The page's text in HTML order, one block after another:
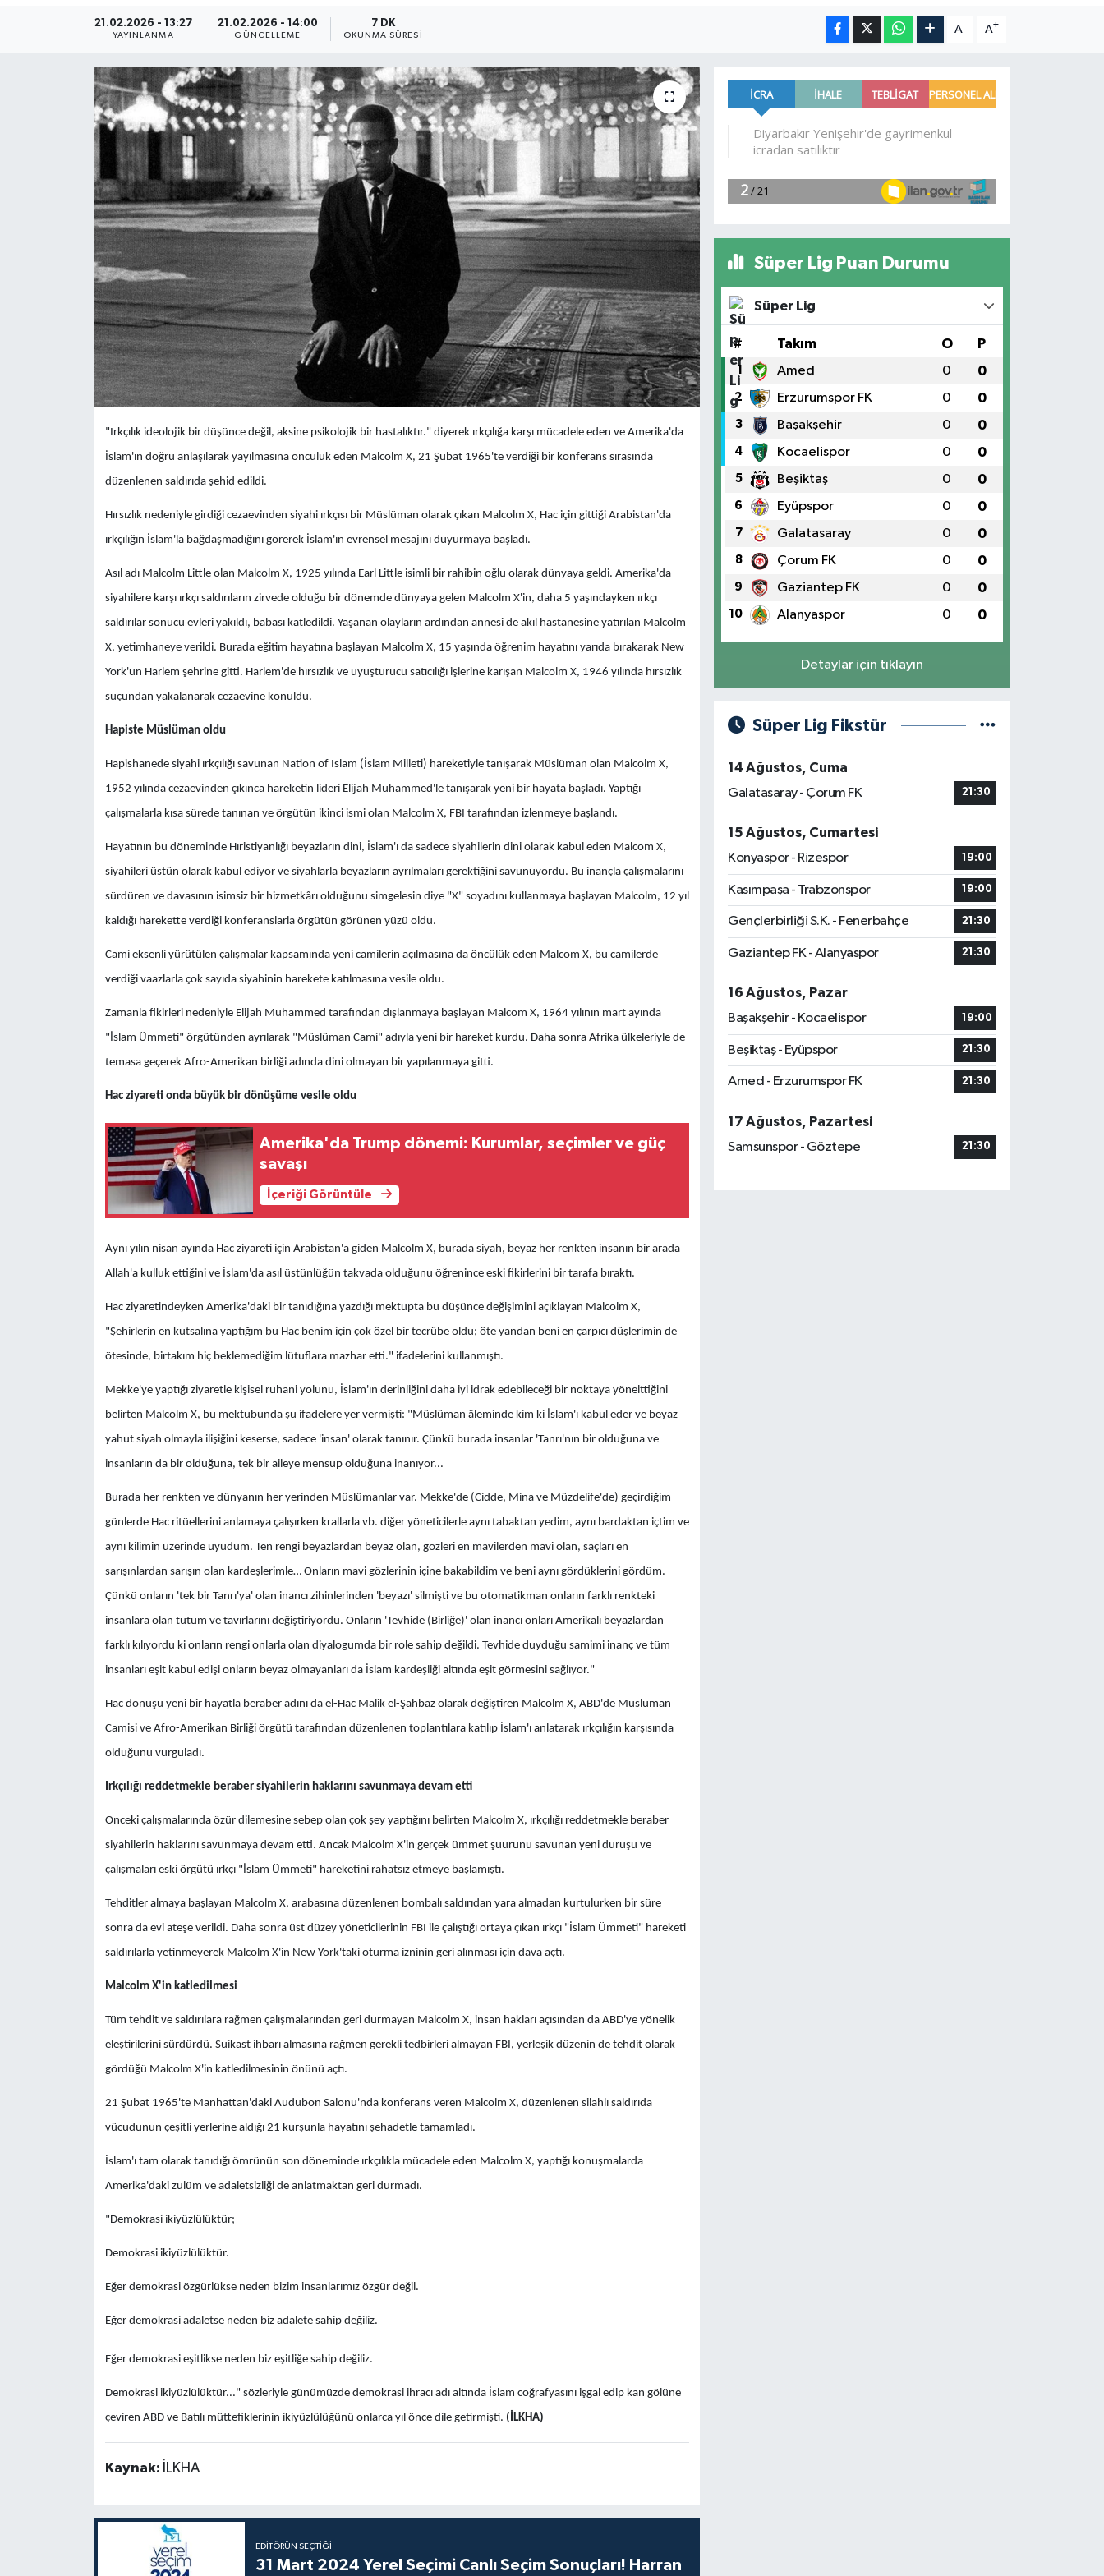
21.02.2026 - 13:27
YAYINLANMA
21.02.2026 - 14:00
GÜNCELLEME
7 DK
OKUNMA SÜRESI
A- A+
​"Irkçılık ideolojik bir düşünce değil, aksine psikolojik bir hastalıktır." diyerek ırkçılığa karşı mücadele eden ve Amerika'da
İslam'ın doğru anlaşılarak yayılmasına öncülük eden Malcolm X, 21 Şubat 1965'te verdiği bir konferans sırasında
düzenlenen saldırıda şehid edildi.
Hırsızlık nedeniyle girdiği cezaevinden siyahi ırkçısı bir Müslüman olarak çıkan Malcolm X, Hac için gittiği Arabistan'da
ırkçılığın İslam'la bağdaşmadığını görerek İslam'ın evrensel mesajını duyurmaya başladı.
Asıl adı Malcolm Little olan Malcolm X, 1925 yılında Earl Little isimli bir rahibin oğlu olarak dünyaya geldi. Amerika'da
siyahilere karşı ırkçı saldırıların zirvede olduğu bir dönemde dünyaya gelen Malcolm X'in, daha 5 yaşındayken ırkçı
saldırılar sonucu evleri yakıldı, babası katledildi. Yaşanan olayların ardından annesi de akıl hastanesine yatırılan Malcolm
X, yetimhaneye verildi. Burada eğitim hayatına başlayan Malcolm X, 15 yaşında öğrenim hayatını yarıda bırakarak New
York'un Harlem şehrine gitti. Harlem'de hırsızlık ve uyuşturucu satıcılığı işlerine karışan Malcolm X, 1946 yılında hırsızlık
suçundan yakalanarak cezaevine konuldu.
Hapiste Müslüman oldu
Hapishanede siyahi ırkçılığı savunan Nation of Islam (İslam Milleti) hareketiyle tanışarak Müslüman olan Malcolm X,
1952 yılında cezaevinden çıkınca hareketin lideri Elijah Muhammed'le tanışarak yeni bir hayata başladı. Yaptığı
çalışmalarla kısa sürede tanınan ve örgütün ikinci ismi olan Malcolm X, FBI tarafından izlenmeye başlandı.
Hayatının bu döneminde Hıristiyanlığı beyazların dini, İslam'ı da sadece siyahilerin dini olarak kabul eden Malcom X,
siyahileri üstün olarak kabul ediyor ve siyahlarla beyazların ayrılmaları gerektiğini savunuyordu. Bu inançla çalışmalarını
sürdüren ve davasının isimsiz bir hizmetkârı olduğunu simgelesin diye "X" soyadını kullanmaya başlayan Malcolm, 12 yıl
kaldığı harekette verdiği konferanslarla örgütün görünen yüzü oldu.
Cami eksenli yürütülen çalışmalar kapsamında yeni camilerin açılmasına da öncülük eden Malcom X, bu camilerde
verdiği vaazlarla çok sayıda siyahinin harekete katılmasına vesile oldu.
Zamanla fikirleri nedeniyle Elijah Muhammed tarafından dışlanmaya başlayan Malcom X, 1964 yılının mart ayında
"İslam Ümmeti" örgütünden ayrılarak "Müslüman Cami" adıyla yeni bir hareket kurdu. Daha sonra Afrika ülkeleriyle de
temasa geçerek Afro-Amerikan birliği adında dini olmayan bir yapılanmaya gitti.
Hac ziyareti onda büyük bir dönüşüme vesile oldu
Amerika'da Trump dönemi: Kurumlar, seçimler ve güç
savaşı
İçeriği Görüntüle
Aynı yılın nisan ayında Hac ziyareti için Arabistan'a giden Malcolm X, burada siyah, beyaz her renkten insanın bir arada
Allah'a kulluk ettiğini ve İslam'da asıl üstünlüğün takvada olduğunu öğrenince eski fikirlerini bir tarafa bıraktı.
Hac ziyaretindeyken Amerika'daki bir tanıdığına yazdığı mektupta bu düşünce değişimini açıklayan Malcolm X,
"Şehirlerin en kutsalına yaptığım bu Hac benim için çok özel bir tecrübe oldu; öte yandan beni en çarpıcı düşlerimin de
ötesinde, birtakım hiç beklemediğim lütuflara mazhar etti." ifadelerini kullanmıştı.
Mekke'ye yaptığı ziyaretle kişisel ruhani yolunu, İslam'ın derinliğini daha iyi idrak edebileceği bir noktaya yönelttiğini
belirten Malcolm X, bu mektubunda şu ifadelere yer vermişti: "Müslüman âleminde kim ki İslam'ı kabul eder ve beyaz
yahut siyah olmayla ilişiğini keserse, sadece 'insan' olarak tanınır. Çünkü burada insanlar 'Tanrı'nın bir olduğuna ve
insanların da bir olduğuna, tek bir aileye mensup olduğuna inanıyor...
Burada her renkten ve dünyanın her yerinden Müslümanlar var. Mekke'de (Cidde, Mina ve Müzdelife'de) geçirdiğim
günlerde Hac ritüellerini anlamaya çalışırken krallarla vb. diğer yöneticilerle aynı tabaktan yedim, aynı bardaktan içtim ve
aynı kilimin üzerinde uyudum. Ten rengi beyazlardan beyaz olan, gözleri en mavilerden mavi olan, saçları en
sarışınlardan sarışın olan kardeşlerimle… Onların mavi gözlerinin içine bakabildim ve beni aynı gördüklerini gördüm.
Çünkü onların 'tek bir Tanrı'ya' olan inancı zihinlerinden 'beyazı' silmişti ve bu otomatikman onların farklı renkteki
insanlara olan tutum ve tavırlarını değiştiriyordu. Onların 'Tevhide (Birliğe)' olan inancı onları Amerikalı beyazlardan
farklı kılıyordu ki onların rengi onlarla olan diyalogumda bir role sahip değildi. Tevhide duyduğu samimi inanç ve tüm
insanları eşit kabul edişi onların beyaz olmayanları da İslam kardeşliği altında eşit görmesini sağlıyor."
Hac dönüşü yeni bir hayatla beraber adını da el-Hac Malik el-Şahbaz olarak değiştiren Malcolm X, ABD'de Müslüman
Camisi ve Afro-Amerikan Birliği örgütü tarafından düzenlenen toplantılara katılıp İslam'ı anlatarak ırkçılığın karşısında
olduğunu vurguladı.
Irkçılığı reddetmekle beraber siyahilerin haklarını savunmaya devam etti
Önceki çalışmalarında özür dilemesine sebep olan çok şey yaptığını belirten Malcolm X, ırkçılığı reddetmekle beraber
siyahilerin haklarını savunmaya devam etti. Ancak Malcolm X'in gerçek ümmet şuurunu savunan yeni duruşu ve
çalışmaları eski örgütü ırkçı "İslam Ümmeti" hareketini rahatsız etmeye başlamıştı.
Tehditler almaya başlayan Malcolm X, arabasına düzenlenen bombalı saldırıdan yara almadan kurtulurken bir süre
sonra da evi ateşe verildi. Daha sonra üst düzey yöneticilerinin FBI ile çalıştığı ortaya çıkan ırkçı "İslam Ümmeti" hareketi
saldırılarla yetinmeyerek Malcolm X'in New York'taki oturma izninin geri alınması için dava açtı.
Malcolm X'in katledilmesi
Tüm tehdit ve saldırılara rağmen çalışmalarından geri durmayan Malcolm X, insan hakları açısından da ABD'ye yönelik
eleştirilerini sürdürdü. Suikast ihbarı almasına rağmen gerekli tedbirleri almayan FBI, yerleşik düzenin de tehdit olarak
gördüğü Malcolm X'in katledilmesinin önünü açtı.
21 Şubat 1965'te Manhattan'daki Audubon Salonu'nda konferans veren Malcolm X, düzenlenen silahlı saldırıda
vücudunun çeşitli yerlerine aldığı 21 kurşunla hayatını şehadetle tamamladı.
İslam'ı tam olarak tanıdığı ömrünün son döneminde ırkçılıkla mücadele eden Malcolm X, yaptığı konuşmalarda
Amerika'daki zulüm ve adaletsizliği de anlatmaktan geri durmadı.
"Demokrasi ikiyüzlülüktür;
Demokrasi ikiyüzlülüktür.
Eğer demokrasi özgürlükse neden bizim insanlarımız özgür değil.
Eğer demokrasi adaletse neden biz adalete sahip değiliz.
Eğer demokrasi eşitlikse neden biz eşitliğe sahip değiliz.
Demokrasi ikiyüzlülüktür..." sözleriyle günümüzde demokrasi ihracı adı altında İslam coğrafyasını işgal edip kan gölüne
çeviren ABD ve Batılı müttefiklerinin ikiyüzlülüğünü onlarca yıl önce dile getirmişti. (İLKHA)
Kaynak: İLKHA
EDITÖRÜN SEÇTIĞI
31 Mart 2024 Yerel Seçimi Canlı Seçim Sonuçları! Harran
Süper Lig Puan Durumu
Süper Lig
# Takım O P
1 Amed 0 0
2 Erzurumspor FK 0 0
3 Başakşehir 0 0
4 Kocaelispor 0 0
5 Beşiktaş 0 0
6 Eyüpspor 0 0
7 Galatasaray 0 0
8 Çorum FK 0 0
9 Gaziantep FK 0 0
10 Alanyaspor 0 0
Detaylar için tıklayın
Süper Lig Fikstür
14 Ağustos, Cuma
Galatasaray - Çorum FK
21:30
15 Ağustos, Cumartesi
Konyaspor - Rizespor
19:00
Kasımpaşa - Trabzonspor 19:00
Gençlerbirliği S.K. - Fenerbahçe 21:30
Gaziantep FK - Alanyaspor 21:30
16 Ağustos, Pazar
Başakşehir - Kocaelispor
19:00
Beşiktaş - Eyüpspor 21:30
Amed - Erzurumspor FK 21:30
17 Ağustos, Pazartesi
Samsunspor - Göztepe
21:30
Bi̇li̇m & Teknoloji̇